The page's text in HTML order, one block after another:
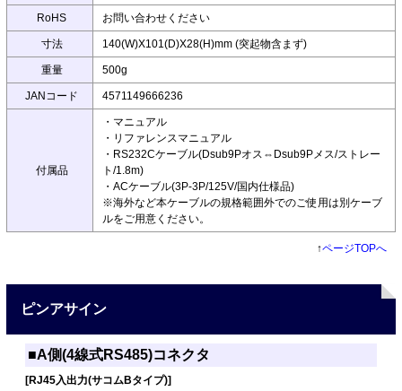
RoHS お問い合わせください
寸法 140(W)X101(D)X28(H)mm (突起物含まず)
重量 500g
JANコード 4571149666236
付属品
・マニュアル
・リファレンスマニュアル
・RS232Cケーブル(Dsub9Pオス⇔Dsub9Pメス/ストレー
ト/1.8m)
・ACケーブル(3P-3P/125V/国内仕様品)
※海外など本ケーブルの規格範囲外でのご使用は別ケーブ
ルをご用意ください。
↑ページTOPへ
ピンアサイン
■A側(4線式RS485)コネクタ
[RJ45入出力(サコムBタイプ)]